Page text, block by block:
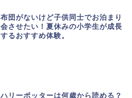
布団がないけど子供同士でお泊まり
会させたい！夏休みの小学生が成長
するおすすめ体験。
ハリーポッターは何歳から読める？